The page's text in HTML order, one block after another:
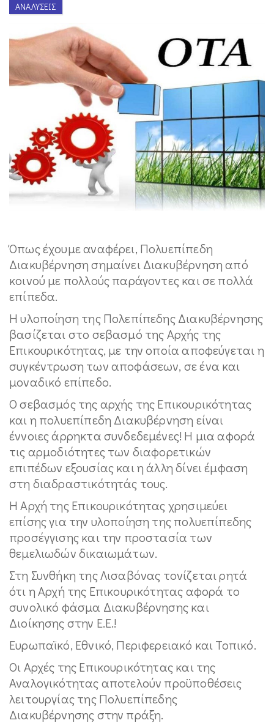
ΑΝΑΛΎΣΕΙΣ
Όπως έχουμε αναφέρει, Πολυεπίπεδη
Διακυβέρνηση σημαίνει Διακυβέρνηση από
κοινού με πολλούς παράγοντες και σε πολλά
επίπεδα.
Η υλοποίηση της Πολεπίπεδης Διακυβέρνησης
βασίζεται στο σεβασμό της Αρχής της
Επικουρικότητας, με την οποία αποφεύγεται η
συγκέντρωση των αποφάσεων, σε ένα και
μοναδικό επίπεδο.
Ο σεβασμός της αρχής της Επικουρικότητας
και η πολυεπίπεδη Διακυβέρνηση είναι
έννοιες άρρηκτα συνδεδεμένες! Η μια αφορά
τις αρμοδιότητες των διαφορετικών
επιπέδων εξουσίας και η άλλη δίνει έμφαση
στη διαδραστικότητάς τους.
Η Αρχή της Επικουρικότητας χρησιμεύει
επίσης για την υλοποίηση της πολυεπίπεδης
προσέγγισης και την προστασία των
θεμελιωδών δικαιωμάτων.
Στη Συνθήκη της Λισαβόνας τονίζεται ρητά
ότι η Αρχή της Επικουρικότητας αφορά το
συνολικό φάσμα Διακυβέρνησης και
Διοίκησης στην Ε.Ε.!
Ευρωπαϊκό, Εθνικό, Περιφερειακό και Τοπικό.
Οι Αρχές της Επικουρικότητας και της
Αναλογικότητας αποτελούν προϋποθέσεις
λειτουργίας της Πολυεπίπεδης
Διακυβέρνησης στην πράξη.